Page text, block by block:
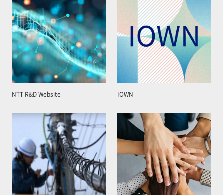
NTT R&D Website IOWN